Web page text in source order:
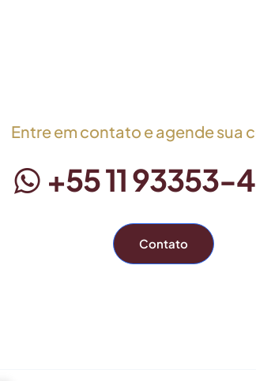
Entre em contato e agende sua
+55 11 93353-
Contato